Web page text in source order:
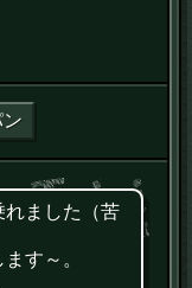
れました（苦
す～。